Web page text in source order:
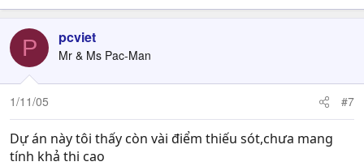
P pcviet
Mr & Ms Pac-Man
1/11/05 #7
Dự án này tôi thấy còn vài điểm thiếu sót,chưa mang
tính khả thi cao